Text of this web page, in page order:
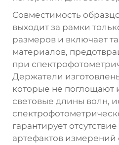
Совместимость
выходит за рамки
размеров и включает
материалов,
при
Держатели
которые не поглощают
световые длины волн,
гарантирует
артефактов